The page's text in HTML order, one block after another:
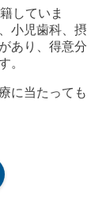
していま
小児歯科、摂
あり、得意分
。
に当たっても